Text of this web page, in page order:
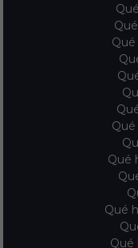
Qué
Qué
Qué
Qué